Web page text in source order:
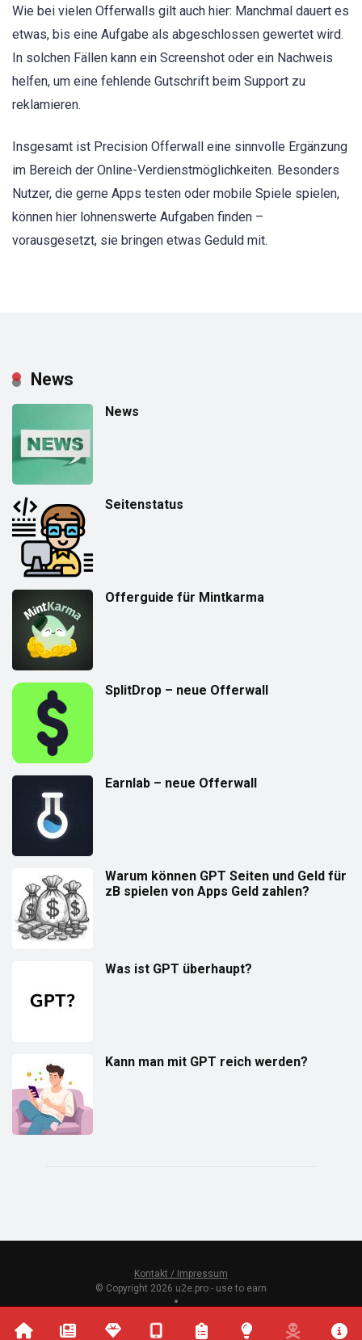
Wie bei vielen Offerwalls gilt auch hier: Manchmal dauert es
etwas, bis eine Aufgabe als abgeschlossen gewertet wird.
In solchen Fällen kann ein Screenshot oder ein Nachweis
helfen, um eine fehlende Gutschrift beim Support zu
reklamieren.
Insgesamt ist Precision Offerwall eine sinnvolle Ergänzung
im Bereich der Online-Verdienstmöglichkeiten. Besonders
Nutzer, die gerne Apps testen oder mobile Spiele spielen,
können hier lohnenswerte Aufgaben finden –
vorausgesetzt, sie bringen etwas Geduld mit.
News
News
Seitenstatus
Offerguide für Mintkarma
SplitDrop – neue Offerwall
Earnlab – neue Offerwall
Warum können GPT Seiten und Geld für
zB spielen von Apps Geld zahlen?
Was ist GPT überhaupt?
Kann man mit GPT reich werden?
Kontakt / Impressum
© Copyright 2026 u2e.pro - use to earn